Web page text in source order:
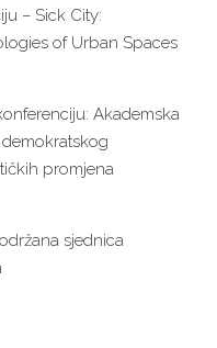
– Sick City:
of Urban Spaces
Akademska
promjena
sjednica